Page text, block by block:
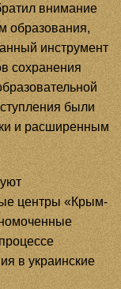
внимание
образования,
инструмент
сохранения
были
и расширенным
центры «Крым-
в украинские